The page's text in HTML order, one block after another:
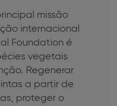
missão
internacional
Foundation é
vegetais
Regenerar
a partir de
proteger o